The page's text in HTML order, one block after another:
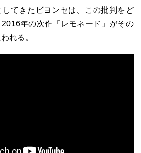
してきたビヨンセは、この批判をど
年の次作「レモネード」がその
れる。